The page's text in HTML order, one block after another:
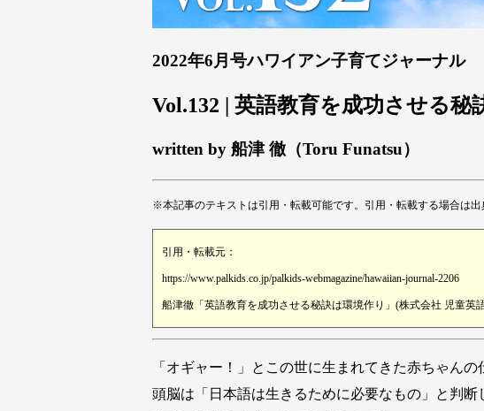
2022年6月号ハワイアン子育てジャーナル
Vol.132 | 英語教育を成功させる秘
written by 船津 徹（Toru Funatsu）
※本記事のテキストは引用・転載可能です。引用・転載する場合は出
引用・転載元：
https://www.palkids.co.jp/palkids-webmagazine/hawaiian-journal-2206
船津徹「英語教育を成功させる秘訣は環境作り」(株式会社 児童英
「オギャー！」とこの世に生まれてきた赤ちゃん
頭脳は「日本語は生きるために必要なもの」と判